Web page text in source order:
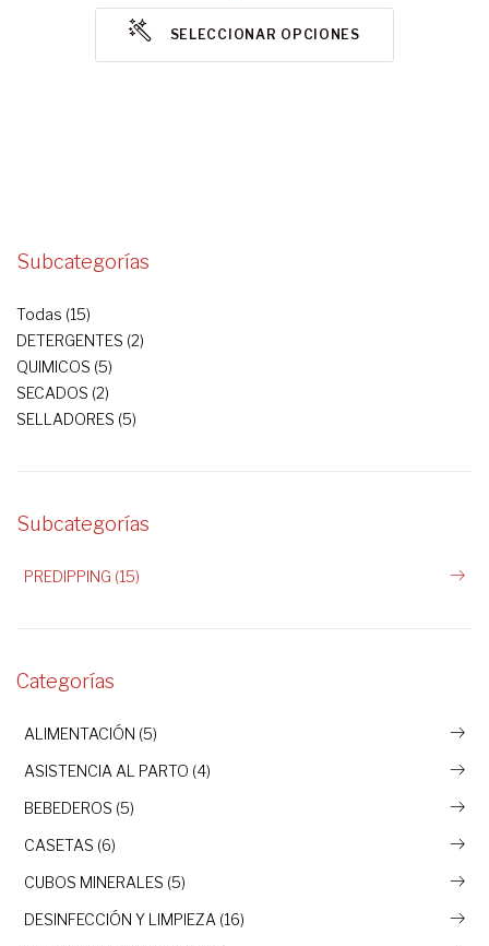
SELECCIONAR OPCIONES
Subcategorías
Todas (15)
DETERGENTES (2)
QUIMICOS (5)
SECADOS (2)
SELLADORES (5)
Subcategorías
PREDIPPING (15)
Categorías
ALIMENTACIÓN (5)
ASISTENCIA AL PARTO (4)
BEBEDEROS (5)
CASETAS (6)
CUBOS MINERALES (5)
DESINFECCIÓN Y LIMPIEZA (16)